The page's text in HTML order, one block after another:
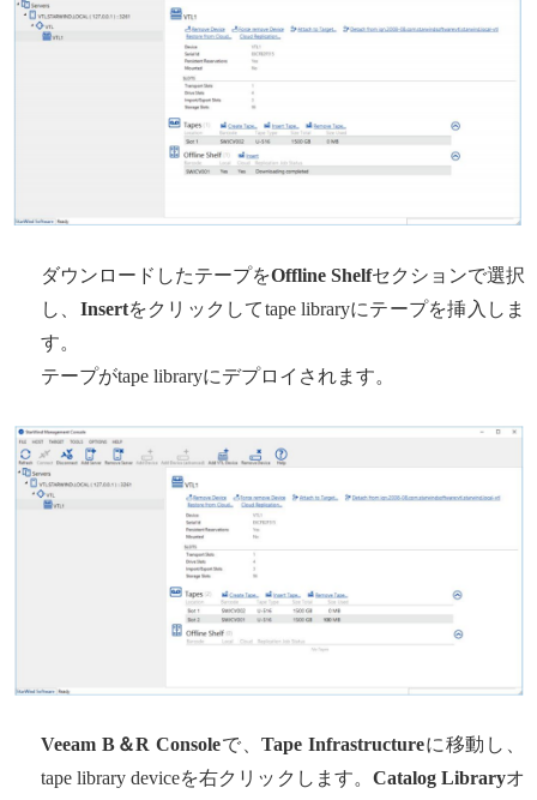
ダウンロードしたテープをOffline Shelfセクションで選択
し、 Insertをクリックしてtape libraryにテープを挿入しま
す。
テープがtape libraryにデプロイされます。
Veeam B＆R Consoleで、Tape Infrastructureに移動し、
tape library deviceを右クリックします。 Catalog Libraryオ